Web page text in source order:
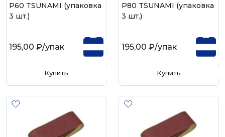
Р60 TSUNAMI (упаковка
3 шт.)
195,00 ₽/упак
Купить
Р80 TSUNAMI (упаковка
3 шт.)
195,00 ₽/упак
Купить